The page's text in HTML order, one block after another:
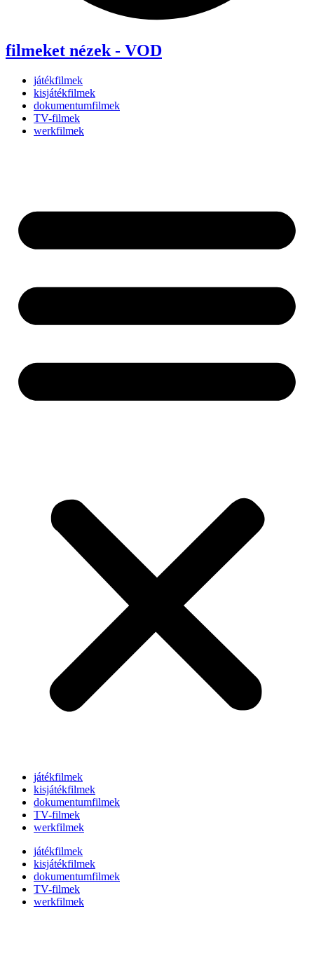
filmeket nézek - VOD
játékfilmek
kisjátékfilmek
dokumentumfilmek
TV-filmek
werkfilmek
játékfilmek
kisjátékfilmek
dokumentumfilmek
TV-filmek
werkfilmek
játékfilmek
kisjátékfilmek
dokumentumfilmek
TV-filmek
werkfilmek